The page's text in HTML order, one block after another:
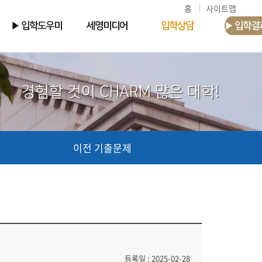
홈 사이트맵
▶ 입학도우미 세명미디어 입학상담 ▶ 입학결
경험할 것이 CHARM 많은 대학!
이전 기출문제
등록일 : 2025-02-28